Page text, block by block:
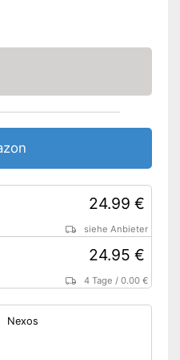
Kann gefaltet werden
Lieferumfang enthalten
siehe Anbieter
24.99 €
siehe Anbieter
24.95 €
4 Tage /0.00 €
Nexos